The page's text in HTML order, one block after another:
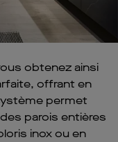
obtenez ainsi
offrant en
permet
parois entières
inox ou en